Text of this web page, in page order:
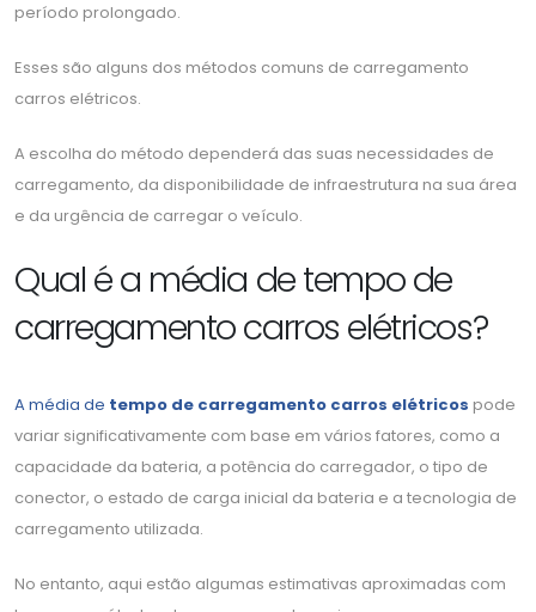
período prolongado.
Esses são alguns dos métodos comuns de carregamento
carros elétricos.
A escolha do método dependerá das suas necessidades de
carregamento, da disponibilidade de infraestrutura na sua área
e da urgência de carregar o veículo.
Qual é a média de tempo de
carregamento carros elétricos?
A média de tempo de carregamento carros elétricos pode
variar significativamente com base em vários fatores, como a
capacidade da bateria, a potência do carregador, o tipo de
conector, o estado de carga inicial da bateria e a tecnologia de
carregamento utilizada.
No entanto, aqui estão algumas estimativas aproximadas com